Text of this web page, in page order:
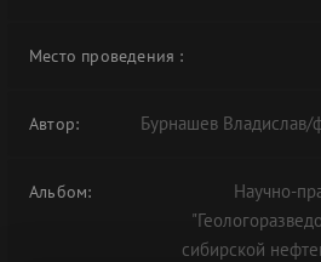
Место проведения :
Автор: Бурнашев Владислав/
Альбом:
Научно-
сибирской